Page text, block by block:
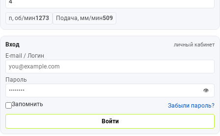
n, об/мин1273 Подача, мм/мин509
Вход личный кабинет
E-mail / Логин
Пароль
👁
Запомнить
Забыли пароль?
Войти